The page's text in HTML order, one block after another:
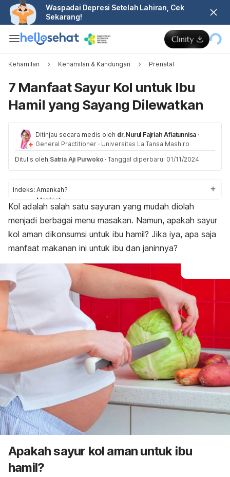
Waspadai Depresi Setelah Lahiran, Cek
Sekarang!
Kehamilan Kehamilan & Kandungan Prenatal
7 Manfaat Sayur Kol untuk Ibu
Hamil yang Sayang Dilewatkan
Ditinjau secara medis oleh dr. Nurul Fajriah Afiatunnisa ·
General Practitioner · Universitas La Tansa Mashiro
Ditulis oleh Satria Aji Purwoko · Tanggal diperbarui 01/11/2024
Indeks: Amankah?
Manfaat
Aturan konsumsi
Kol adalah salah satu sayuran yang mudah diolah
menjadi berbagai menu masakan. Namun, apakah sayur
kol aman dikonsumsi untuk ibu hamil? Jika iya, apa saja
manfaat makanan ini untuk ibu dan janinnya?
Apakah sayur kol aman untuk ibu
hamil?